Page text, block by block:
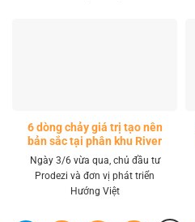
6 dòng chảy giá trị tạo nên
bản sắc tại phân khu River
Park LA Home
Ngày 3/6 vừa qua, chủ đầu tư
Prodezi và đơn vị phát triển
Hướng Việt